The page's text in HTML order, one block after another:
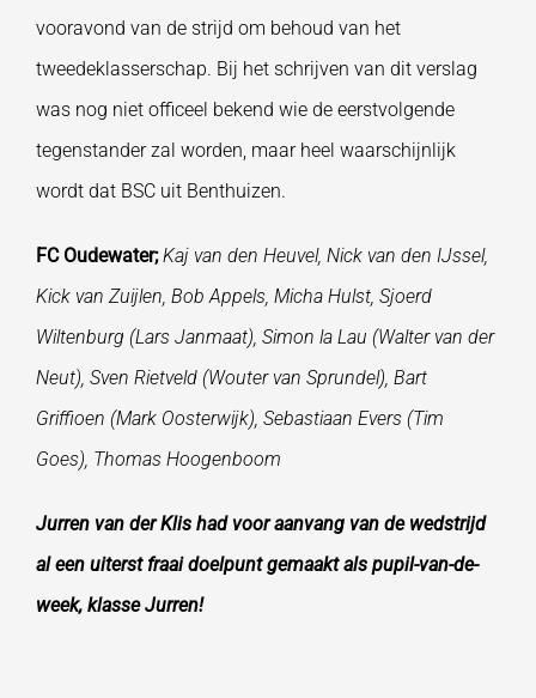
vooravond van de strijd om behoud van het
tweedeklasserschap. Bij het schrijven van dit verslag
was nog niet officeel bekend wie de eerstvolgende
tegenstander zal worden, maar heel waarschijnlijk
wordt dat BSC uit Benthuizen.
FC Oudewater;Kaj van den Heuvel, Nick van den IJssel,
Kick van Zuijlen, Bob Appels, Micha Hulst, Sjoerd
Wiltenburg (Lars Janmaat), Simon la Lau (Walter van der
Neut), Sven Rietveld (Wouter van Sprundel), Bart
Griffioen (Mark Oosterwijk), Sebastiaan Evers (Tim
Goes), Thomas Hoogenboom
Jurren van der Klis had voor aanvang van de wedstrijd
al een uiterst fraai doelpunt gemaakt als pupil-van-de-
week, klasse Jurren!